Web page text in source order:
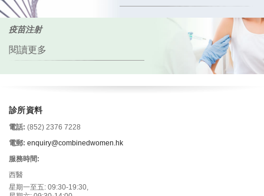
疫苗注射
閱讀更多
診所資料
電話: (852) 2376 7228
電郵: enquiry@combinedwomen.hk
服務時間:
西醫
星期一至五: 09:30-19:30,